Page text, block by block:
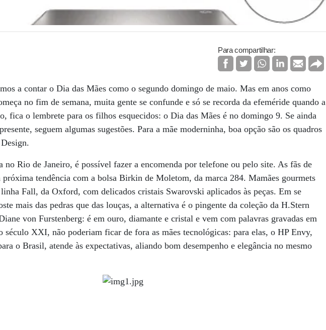
Para compartilhar:
a contar o Dia das Mães como o segundo domingo de maio. Mas em anos como
no fim de semana, muita gente se confunde e só se recorda da efeméride quando a
fica o lembrete para os filhos esquecidos: o Dia das Mães é no domingo 9. Se ainda
seguem algumas sugestões. Para a mãe moderninha, boa opção são os quadros
no Rio de Janeiro, é possível fazer a encomenda por telefone ou pelo site. As fãs de
próxima tendência com a bolsa Birkin de Moletom, da marca 284. Mamães gourmets
Fall, da Oxford, com delicados cristais Swarovski aplicados às peças. Em se
mais das pedras que das louças, a alternativa é o pingente da coleção da H.Stern
von Furstenberg: é em ouro, diamante e cristal e vem com palavras gravadas em
século XXI, não poderiam ficar de fora as mães tecnológicas: para elas, o HP Envy,
o Brasil, atende às expectativas, aliando bom desempenho e elegância no mesmo